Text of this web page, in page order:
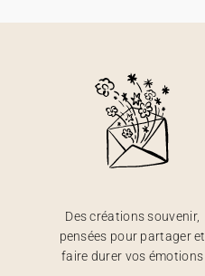
Des créations souvenir,
pensées pour partager et
faire durer vos émotions